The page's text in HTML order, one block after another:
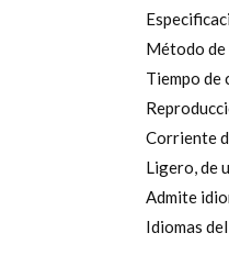
Método
Tiempo de
Corriente
Ligero, de
Admite
Idiomas